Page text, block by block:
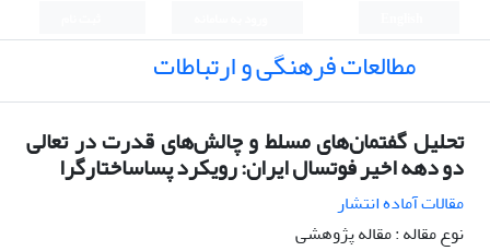
مطالعات فرهنگی و ارتباطات
تحلیل گفتمان‌های مسلط و چالش‌های قدرت در تعالی
دو دهه اخیر فوتسال ایران: رویکرد پساساختارگرا
مقالات آماده انتشار
نوع مقاله : مقاله پژوهشی